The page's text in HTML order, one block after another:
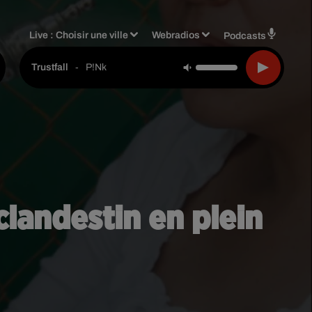
Live :Choisir une ville Webradios Podcasts
Trustfall - P!nk
en plein